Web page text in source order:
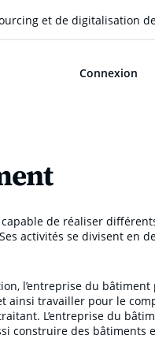
et de digitalisation
Connexion
de réaliser
activités se divisent en
l’entreprise du
ainsi travailler pour le
L’entreprise du
construire des bâtiments